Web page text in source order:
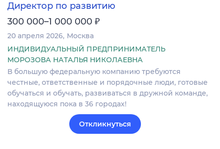
Директор по развитию
300 000–1 000 000 ₽
20 апреля 2026 Москва
ИНДИВИДУАЛЬНЫЙ ПРЕДПРИНИМАТЕЛЬ
МОРОЗОВА НАТАЛЬЯ НИКОЛАЕВНА
В большую федеральную компанию требуются
честные, ответственные и порядочные люди, готовые
обучаться и обучать, развиваться в дружной команде,
находящуюся пока в 36 городах!
Откликнуться